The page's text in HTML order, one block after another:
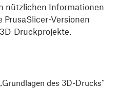
nützlichen Informationen
PrusaSlicer-Versionen
Druckprojekte.
des 3D-Drucks“